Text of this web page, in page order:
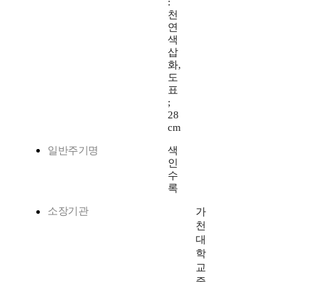
:
천
연
색
삽
화,
도
표
;
28
cm
일반주기명
색
인
수
록
소장기관
가
천
대
학
교